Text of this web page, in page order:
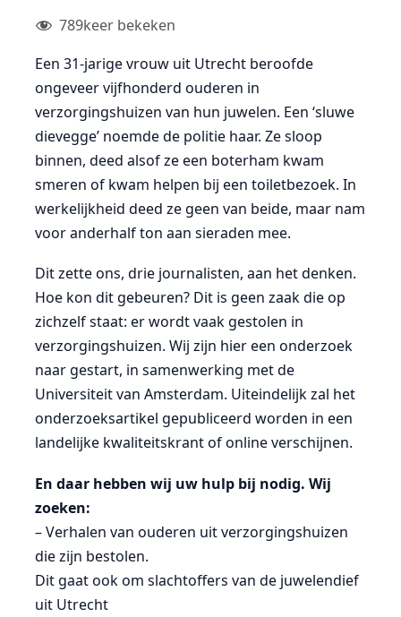
789keer bekeken
Een 31-jarige vrouw uit Utrecht beroofde
ongeveer vijfhonderd ouderen in
verzorgingshuizen van hun juwelen. Een ‘sluwe
dievegge’ noemde de politie haar. Ze sloop
binnen, deed alsof ze een boterham kwam
smeren of kwam helpen bij een toiletbezoek. In
werkelijkheid deed ze geen van beide, maar nam
voor anderhalf ton aan sieraden mee.
Dit zette ons, drie journalisten, aan het denken.
Hoe kon dit gebeuren? Dit is geen zaak die op
zichzelf staat: er wordt vaak gestolen in
verzorgingshuizen. Wij zijn hier een onderzoek
naar gestart, in samenwerking met de
Universiteit van Amsterdam. Uiteindelijk zal het
onderzoeksartikel gepubliceerd worden in een
landelijke kwaliteitskrant of online verschijnen.
En daar hebben wij uw hulp bij nodig. Wij
zoeken:
– Verhalen van ouderen uit verzorgingshuizen
die zijn bestolen.
Dit gaat ook om slachtoffers van de juwelendief
uit Utrecht